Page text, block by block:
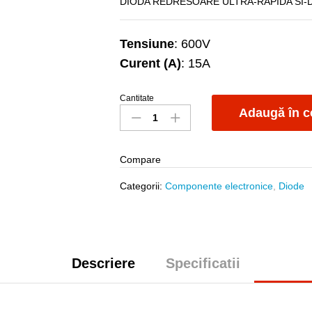
Tensiune: 600V
Curent (A): 15A
MUR1560G
quantity
Cantitate
Adaugă în
Compare
Categorii:Componente electronice Diode
Descriere Specificatii